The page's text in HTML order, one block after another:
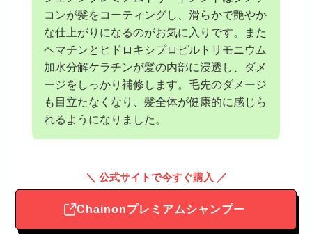
コンが髪をコーティングし、滑らかで艶やか
な仕上がりになるのがお気に入りです。また
ヘマチンとヒドロキシプロピルトリモニウム
加水分解ケラチンが髪の内部に浸透し、ダメ
ージをしっかり補修します。毛先のダメージ
も目立たなくなり、髪全体が健康的に感じら
れるようになりました。
＼ 公式サイトで今すぐ購入 ／
Chainonプレミアムシャンプー